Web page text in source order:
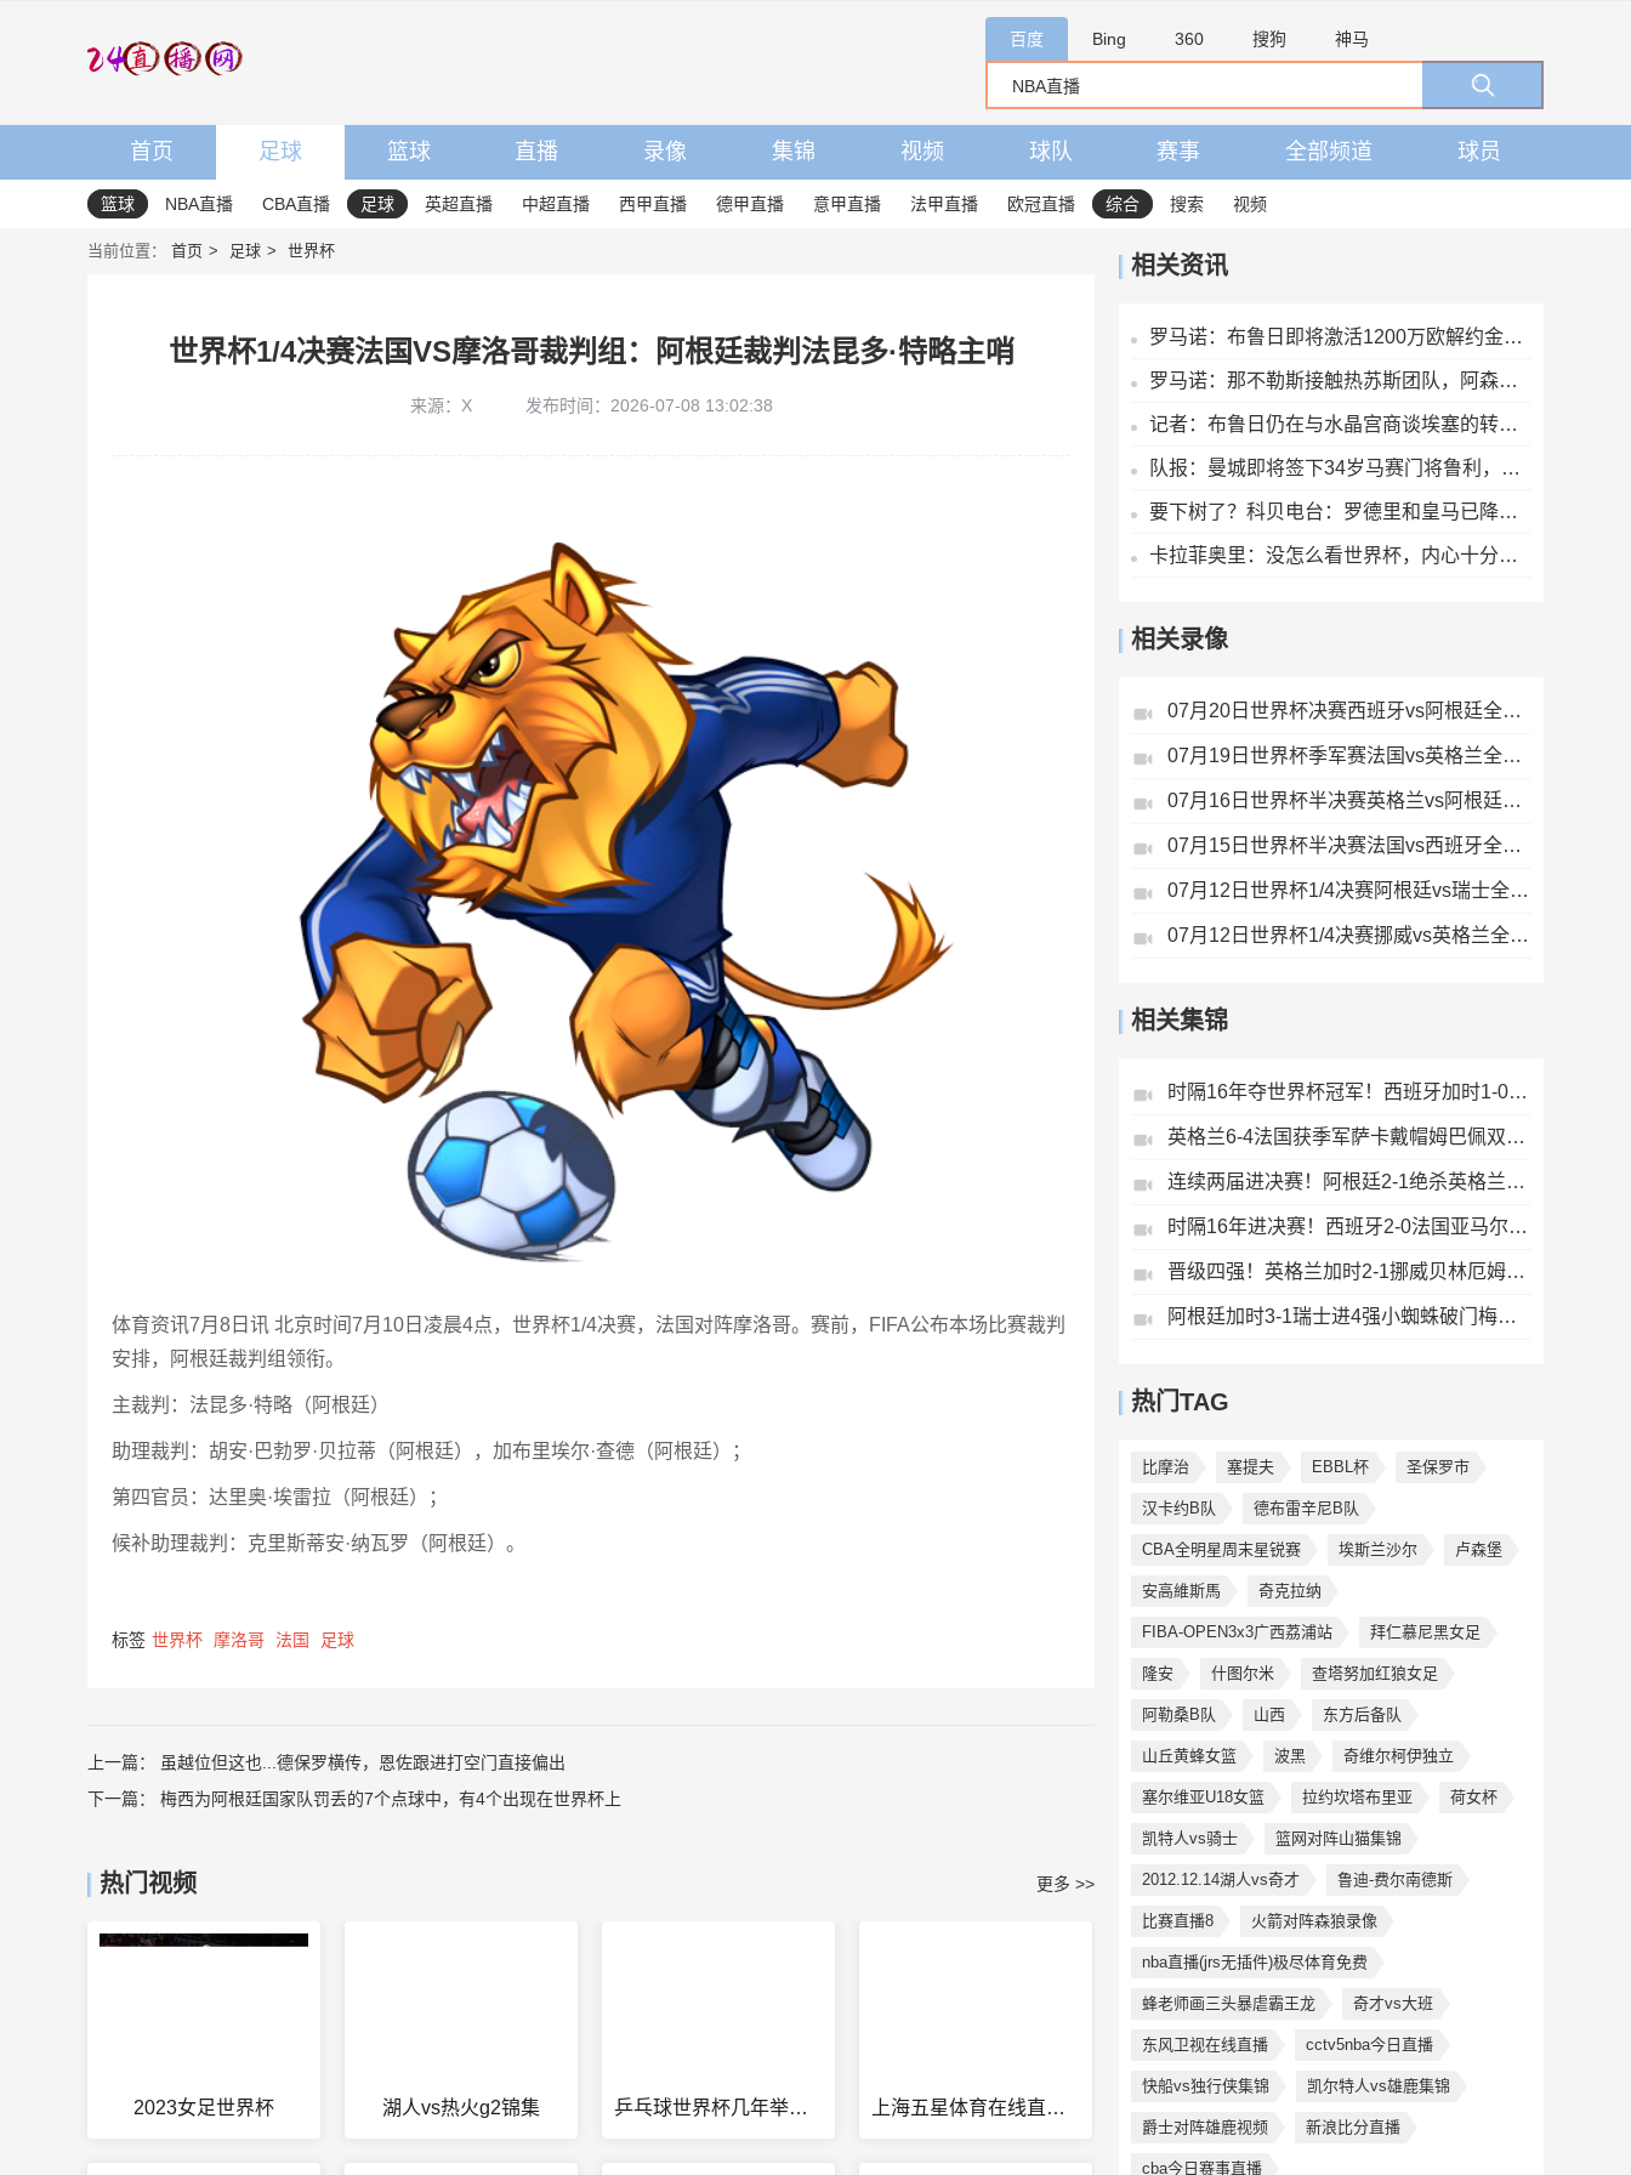
百度 Bing 360 搜狗 神马
首页 足球 篮球 直播 录像 集锦 视频 球队 赛事 全部频道 球员
篮球 NBA直播 CBA直播 足球 英超直播 中超直播 西甲直播 德甲直播 意甲直播 法甲直播 欧冠直播 综合 搜索 视频
当前位置： 首页 足球 世界杯
世界杯1/4决赛法国VS摩洛哥裁判组：阿根廷裁判法昆多·特略主哨
来源：X 发布时间：2026-07-08 13:02:38
体育资讯7月8日讯 北京时间7月10日凌晨4点，世界杯1/4决赛，法国对阵摩洛哥。赛前，FIFA公布本场比赛裁判
安排，阿根廷裁判组领衔。
主裁判：法昆多·特略（阿根廷）
助理裁判：胡安·巴勃罗·贝拉蒂（阿根廷），加布里埃尔·查德（阿根廷）；
第四官员：达里奥·埃雷拉（阿根廷）；
候补助理裁判：克里斯蒂安·纳瓦罗（阿根廷）。
标签 世界杯 摩洛哥 法国 足球
上一篇：
虽越位但这也...德保罗横传，恩佐跟进打空门直接偏出
下一篇： 梅西为阿根廷国家队罚丢的7个点球中，有4个出现在世界杯上
热门视频 更多 >>
2023女足世界杯 湖人vs热火g2锦集 乒乓球世界杯几年举行一次 上海五星体育在线直播免费观看
相关资讯
罗马诺：布鲁日即将激活1200万欧解约金，签下马略卡前锋比尔希利
罗马诺：那不勒斯接触热苏斯团队，阿森纳只接受永久转会
记者：布鲁日仍在与水晶宫商谈埃塞的转会交易
队报：曼城即将签下34岁马赛门将鲁利，转会费350万欧元
要下树了？科贝电台：罗德里和皇马已降温，巴萨和他达成个人协议
卡拉菲奥里：没怎么看世界杯，内心十分难受，我会把情绪化为动力
相关录像
07月20日世界杯决赛西班牙vs阿根廷全场录像
07月19日世界杯季军赛法国vs英格兰全场录像
07月16日世界杯半决赛英格兰vs阿根廷全场录像
07月15日世界杯半决赛法国vs西班牙全场录像
07月12日世界杯1/4决赛阿根廷vs瑞士全场录像
07月12日世界杯1/4决赛挪威vs英格兰全场录像
相关集锦
时隔16年夺世界杯冠军！西班牙加时1-0阿根廷费兰制胜恩佐染红
英格兰6-4法国获季军萨卡戴帽姆巴佩双响创纪录奥利塞2助+失良机
连续两届进决赛！阿根廷2-1绝杀英格兰劳塔罗恩佐破门梅西两助攻
时隔16年进决赛！西班牙2-0法国亚马尔造点奥亚萨瓦尔、波罗破门
晋级四强！英格兰加时2-1挪威贝林厄姆连场双响谢尔德鲁普破门
阿根廷加时3-1瑞士进4强小蜘蛛破门梅西助攻麦卡恩博洛假摔染红
热门TAG
比摩治 塞提夫 EBBL杯 圣保罗市
汉卡约B队 德布雷辛尼B队
CBA全明星周末星锐赛 埃斯兰沙尔 卢森堡
安高維斯馬 奇克拉纳
FIBA-OPEN3x3广西荔浦站 拜仁慕尼黑女足
隆安 什图尔米 查塔努加红狼女足
阿勒桑B队 山西 东方后备队
山丘黄蜂女篮 波黑 奇维尔柯伊独立
塞尔维亚U18女篮 拉约坎塔布里亚 荷女杯
凯特人vs骑士 篮网对阵山猫集锦
2012.12.14湖人vs奇才 鲁迪-费尔南德斯
比赛直播8 火箭对阵森狼录像
nba直播(jrs无插件)极尽体育免费
蜂老师画三头暴虐霸王龙 奇才vs大班
东风卫视在线直播 cctv5nba今日直播
快船vs独行侠集锦 凯尔特人vs雄鹿集锦
爵士对阵雄鹿视频 新浪比分直播
cba今日赛事直播